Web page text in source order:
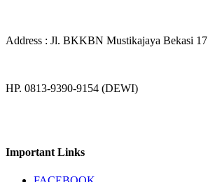
Address : Jl. BKKBN Mustikajaya Bekasi
HP. 0813-9390-9154 (DEWI)
Important Links